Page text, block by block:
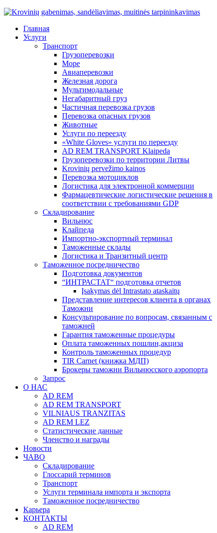
Главная
Услуги
Транспорт
Грузоперевозки
Море
Авиаперевозки
Железная дорога
Мультимодальные
Негабаритный груз
Частичная перевозка грузов
Перевозка опасных грузов
Животные
Услуги по переезду
«White Gloves» услуги по переезду
AD REM TRANSPORT Klaipeda
Грузоперевозки по территории Литвы
Krovinių pervežimo kainos
Перевозка мотоциклов
Логистика для электронной коммерции
Фармацевтические логистические решения в
соответствии с требованиями GDP
Складирование
Вильнюс
Клайпеда
Импортно-экспортный терминал
Таможенные склады
Логистика и Транзитный центр
Таможенное посредничество
Подготовка документов
“ИНТРАСТАТ“ подготовка отчетов
Įsakymas dėl Intrastato ataskaitų
Представление интересов клиента в органах
Таможни
Консультирование по вопросам, связанным с
таможней
Гарантия таможенные процедуры
Оплата таможенных пошлин,акциза
Контроль таможенных процедур
TIR Carnet (книжка МДП)
Брокеры таможни Вильнюсского аэропорта
Запрос
О НАС
AD REM
AD REM TRANSPORT
VILNIAUS TRANZITAS
AD REM LEZ
Статистические данные
Членство и награды
Новости
ЧАВО
Складирование
Глоссарий терминов
Транспорт
Услуги терминала импорта и экспорта
Таможенное посредничество
Карьера
КОНТАКТЫ
AD REM